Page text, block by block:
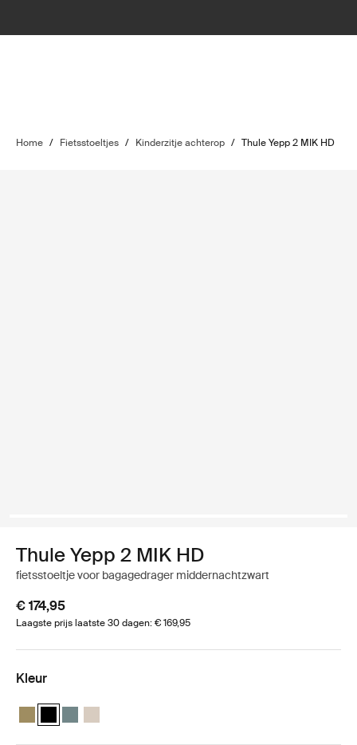
Home / Fietsstoeltjes / Kinderzitje achterop / Thule Yepp 2 MIK HD
Thule Yepp 2 MIK HD
fietsstoeltje voor bagagedrager middernachtzwart
€ 174,95
Laagste prijs laatste 30 dagen: € 169,95
Kleur
Thule Yepp 2 MIK HD Nutria groen
Thule Yepp 2 MIK HD Middernachtzwart (selected)
Thule Yepp 2 MIK HD Middenblauw
Thule Yepp 2 MIK HD Zacht zand